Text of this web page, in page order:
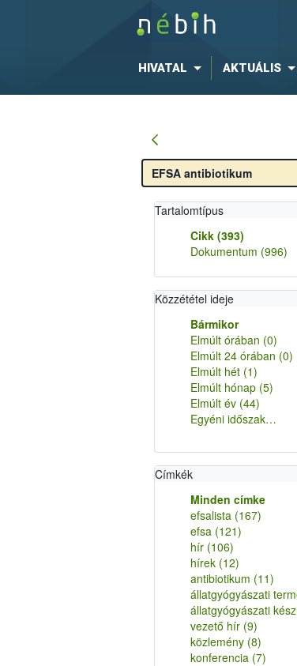
HIVATAL AKTUÁLIS
Tartalomtípus
Cikk (393)
Dokumentum (996)
Közzététel ideje
Bármikor
Elmúlt órában (0)
Elmúlt 24 órában (0)
Elmúlt hét (1)
Elmúlt hónap (5)
Elmúlt év (44)
Egyéni időszak…
Címkék
Minden címke
efsalista (167)
efsa (121)
hír (106)
hírek (12)
antibiotikum (11)
állatgyógyászati
állatgyógyászati
vezető hír (9)
közlemény (8)
konferencia (7)